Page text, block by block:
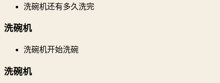
洗碗机还有多久洗完
洗碗机
洗碗机开始洗碗
洗碗机